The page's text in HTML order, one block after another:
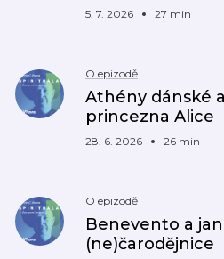
5. 7. 2026 27 min
O epizodě
Athény dánské
princezna Alice
28. 6. 2026 26 min
O epizodě
Benevento a
(ne)čarodějnice